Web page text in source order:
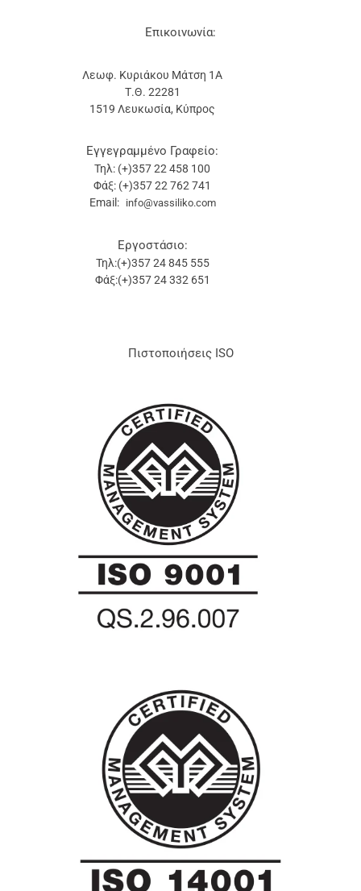
Επικοινωνία:
Λεωφ. Κυριάκου Μάτση 1Α
Τ.Θ. 22281
1519 Λευκωσία, Κύπρος
Εγγεγραμμένο Γραφείο:
Τηλ: (+)357 22 458 100
Φάξ: (+)357 22 762 741
Email: info@vassiliko.com
Εργοστάσιο:
Τηλ:(+)357 24 845 555
Φάξ:(+)357 24 332 651
Πιστοποιήσεις ISO